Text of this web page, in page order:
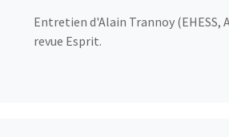
Entretien d'Alain Trannoy (EHESS,
revue Esprit.